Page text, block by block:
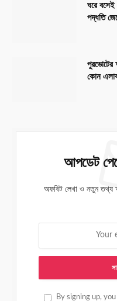
ঘরে
পদ্ধতি
পুরভোটের
কোন
আপডেট
অফবিট লেখা ও নতুন তথ্য
By signing up,